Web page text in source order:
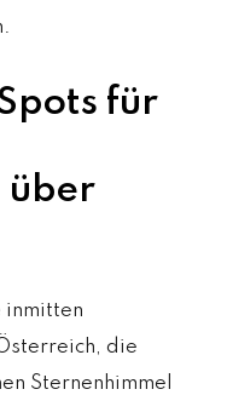
für
über
inmitten
die
Sternenhimmel